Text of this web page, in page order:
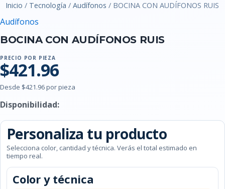
Inicio / Tecnología /Audífonos / BOCINA CON AUDÍFONOS RUIS
Audífonos
BOCINA CON AUDÍFONOS RUIS
PRECIO POR PIEZA
$421.96
Desde $421.96 por pieza
Disponibilidad:
Personaliza tu producto
Selecciona color, cantidad y técnica. Verás el total estimado en
tiempo real.
Color y técnica